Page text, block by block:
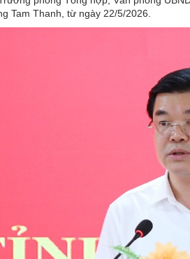
Tam Thanh, từ ngày 22/5/2026.